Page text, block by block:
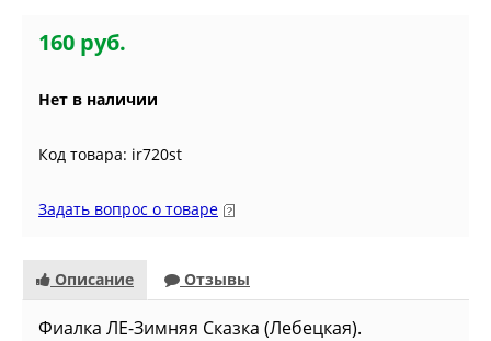
160 руб.
Нет в наличии
Код товара: ir720st
Задать вопрос о товаре
Описание Отзывы
Фиалка ЛЕ-Зимняя Сказка (Лебецкая).